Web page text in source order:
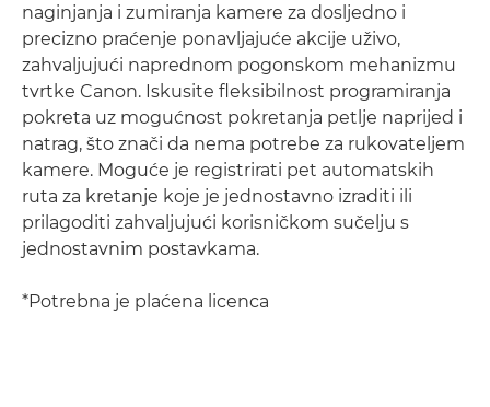
naginjanja i zumiranja kamere za dosljedno i
precizno praćenje ponavljajuće akcije uživo,
zahvaljujući naprednom pogonskom mehanizmu
tvrtke Canon. Iskusite fleksibilnost programiranja
pokreta uz mogućnost pokretanja petlje naprijed i
natrag, što znači da nema potrebe za rukovateljem
kamere. Moguće je registrirati pet automatskih
ruta za kretanje koje je jednostavno izraditi ili
prilagoditi zahvaljujući korisničkom sučelju s
jednostavnim postavkama.
*Potrebna je plaćena licenca